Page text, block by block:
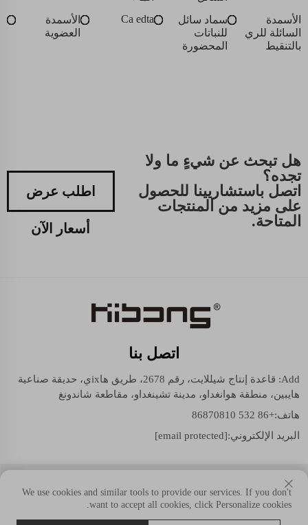
الأسمدة
السائلة للري
بالتنقيط
سماد سائل
للنباتات
المحضورة
Ca edta
الأسمدة
العضوية
هل تبحث عن شيءٍ ما ولا
تجده؟
اتصل باستشاريينا للحصول
على مزيد من المنتجات
المتاحة.
اطلب عرض
أسعار الآن
اتصل بنا
Add: قاعدة إنتاج شيللايت، رقم 2678، طريق هاixي، حديقة صناعية
هايبين، منطقة هوانغداو، مدينة تشينغداو، مقاطعة شاندونغ
هاتف:+86 532 86870810
البريد الإلكتروني:[email protected]
حقوق النسخ © شيللايت (مجموعة شاندونغ) المحدودة. جميع الحقوق
محفوظة.
We use cookies and similar tools to provide our services. If you don't
want to accept all cookies, click Personalize cookies.